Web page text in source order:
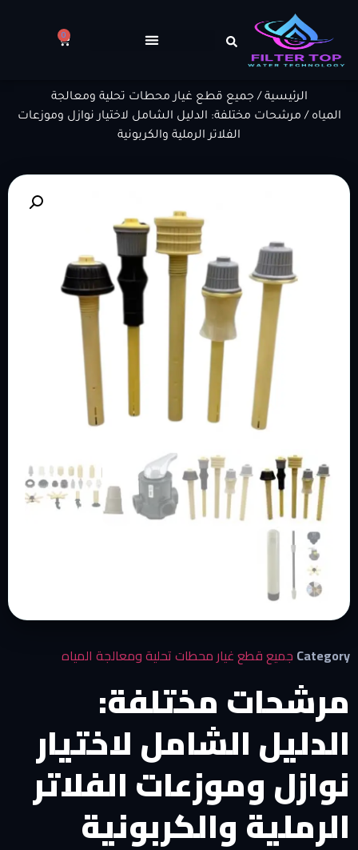
0
الرئيسية / جميع قطع غيار محطات تحلية ومعالجة
المياه / مرشحات مختلفة: الدليل الشامل لاختيار نوازل وموزعات
الفلاتر الرملية والكربونية
Category جميع قطع غيار محطات تحلية ومعالجة المياه
مرشحات مختلفة:
الدليل الشامل لاختيار
نوازل وموزعات الفلاتر
الرملية والكربونية